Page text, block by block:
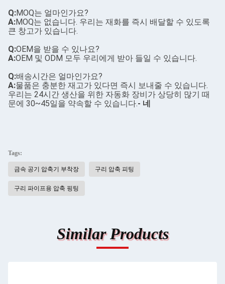
Q:MOQ는 얼마인가요?
A:MOQ는 없습니다. 우리는 재화를 즉시 배달할 수 있도록
큰 창고가 있습니다.
Q:OEM을 받을 수 있나요?
A:OEM 및 ODM 모두 우리에게 받아 들일 수 있습니다.
Q:배송시간은 얼마인가요?
A:물품은 충분한 재고가 있다면 즉시 보내줄 수 있습니다.
우리는 24시간 생산을 위한 자동화 장비가 상당히 많기 때
문에 30~45일을 약속할 수 있습니다.- 네
Tags:
금속 공기 압축기 부착장 구리 압축 피팅
구리 파이프용 압축 핑팅
Similar Products